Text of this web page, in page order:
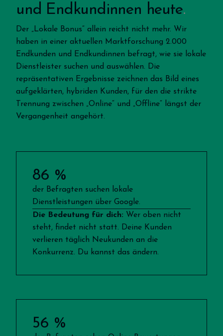
und Endkundinnen heute
Der „Lokale Bonus“ allein reicht nicht mehr. Wir
haben in einer aktuellen Marktforschung 2.000
Endkunden und Endkundinnen befragt, wie sie lokale
Dienstleister suchen und auswählen. Die
repräsentativen Ergebnisse zeichnen das Bild eines
aufgeklärten, hybriden Kunden, für den die strikte
Trennung zwischen „Online“ und „Offline“ längst der
Vergangenheit angehört.
86 %
der Befragten suchen lokale
Dienstleistungen über Google.
Die Bedeutung für dich: Wer oben nicht
steht, findet nicht statt. Deine Kunden
verlieren täglich Neukunden an die
Konkurrenz. Du kannst das ändern.
56 %